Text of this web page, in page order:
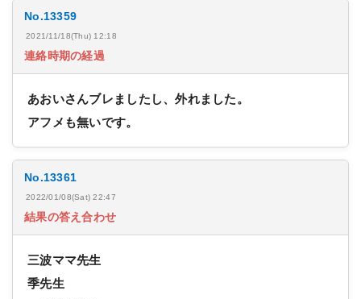
No.13359
2021/11/18(Thu) 12:18
連絡時期の経過
あおいさんブレましたし、外れました。
アフメも無いです。
No.13361
2022/01/08(Sat) 22:47
結果の答え合わせ
三波ママ先生
季先生